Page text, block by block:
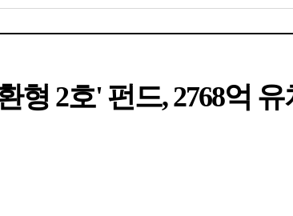
형 2호' 펀드, 2768억